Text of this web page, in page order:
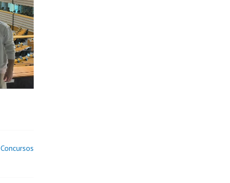
Concursos